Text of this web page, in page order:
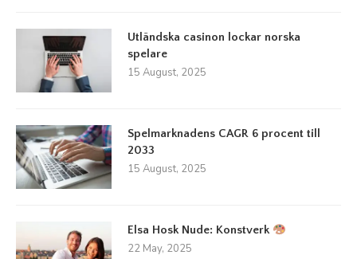
Utländska casinon lockar norska
spelare
15 August, 2025
Spelmarknadens CAGR 6 procent till
2033
15 August, 2025
Elsa Hosk Nude: Konstverk
22 May, 2025